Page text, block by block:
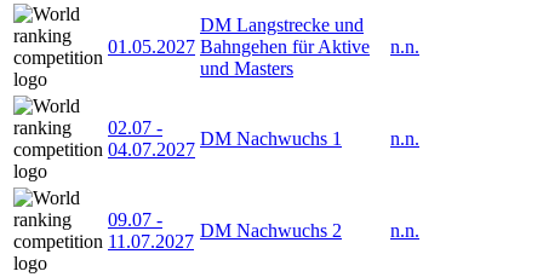
01.05.2027
DM Langstrecke und
Bahngehen für Aktive
und Masters
n.n.
02.07 -
04.07.2027
DM Nachwuchs 1 n.n.
09.07 -
11.07.2027
DM Nachwuchs 2 n.n.